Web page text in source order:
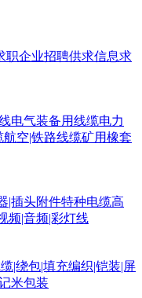
职企业招聘供求信息求
电气装备用线缆电力
航空|铁路线缆矿用橡套
|插头附件特种电缆高
频|音频|彩灯线
|绕包|填充编织|铠装|屏
米包装